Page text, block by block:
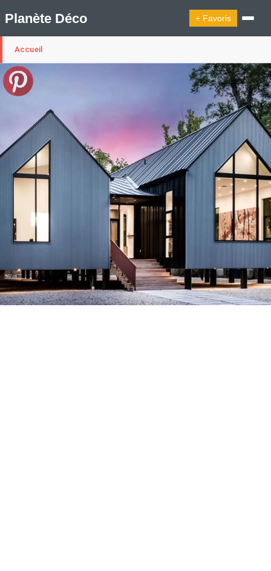
Planète Déco + Favoris
🛍︎ Shop Planète Déco
Appartement Design
Decoration Noël
Design Suédois En Quelques Photos
Idées Déco En 10 Photos
La Semaine Décoration Et Design
Maison En Ville
Méli-Mélo Suédois
Publi Reportage
Tendance
Interieurs Scandinaves
La Décoration Selon Votre Signe Astrologique
Les Trouvailles Déco Du Jour
Maison Appartement Écologique
Maison Container/container House
Maison D'hôtes
Maison Et Appartement Vintage
On Décode La Déco
Petite Surface
Piscine Question De Style
Renovation
Revue De Week End
Tiny House
Accueil